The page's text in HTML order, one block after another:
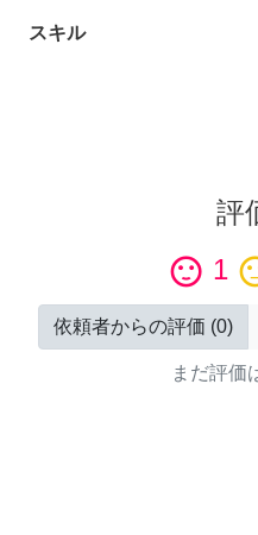
スキル
評
sentiment_satisfied 1
依頼者からの評価 (0)
まだ評価